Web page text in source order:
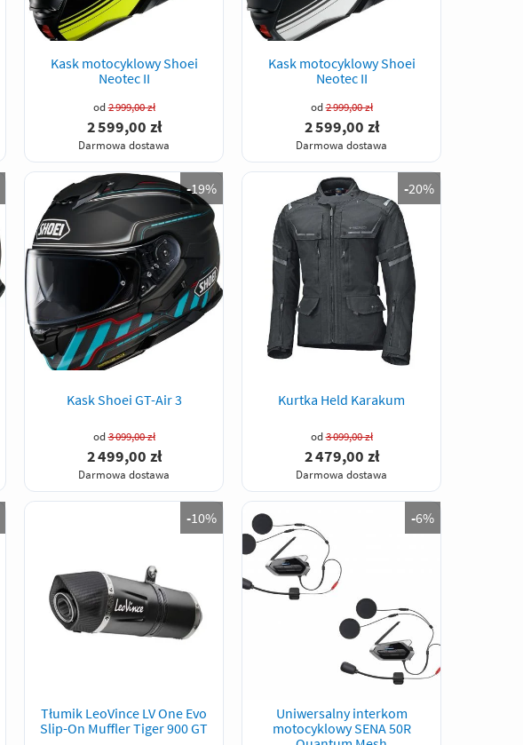
Kask motocyklowy Shoei
Neotec II
od2 999,00 zł
2 599,00 zł
Darmowa dostawa
Kask motocyklowy Shoei
Neotec II
od2 999,00 zł
2 599,00 zł
Darmowa dostawa
-19%
Kask Shoei GT-Air 3
od3 099,00 zł
2 499,00 zł
Darmowa dostawa
-20%
Kurtka Held Karakum
od3 099,00 zł
2 479,00 zł
Darmowa dostawa
-10%
Tłumik LeoVince LV One Evo
Slip-On Muffler Tiger 900 GT
-6%
Uniwersalny interkom
motocyklowy SENA 50R